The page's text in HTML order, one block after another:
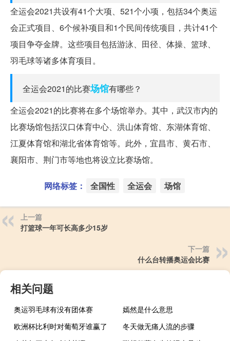
全运会2021共设有41个大项、521个小项，包括34个奥运
会正式项目、6个候补项目和1个民间传统项目，共计41个
项目争夺金牌。这些项目包括游泳、田径、体操、篮球、
羽毛球等诸多体育项目。
全运会2021的比赛场馆有哪些？
全运会2021的比赛将在多个场馆举办。其中，武汉市内的
比赛场馆包括汉口体育中心、洪山体育馆、东湖体育馆、
江夏体育馆和湖北省体育馆等。此外，宜昌市、黄石市、
襄阳市、荆门市等地也将设立比赛场馆。
网络标签： 全国性 全运会 场馆
上一篇
打篮球一年可长高多少15岁
下一篇
什么台转播奥运会比赛
相关问题
奥运羽毛球有没有团体赛
嫣然是什么意思
欧洲杯比利时对葡萄牙谁赢了
冬天做无痛人流的步骤